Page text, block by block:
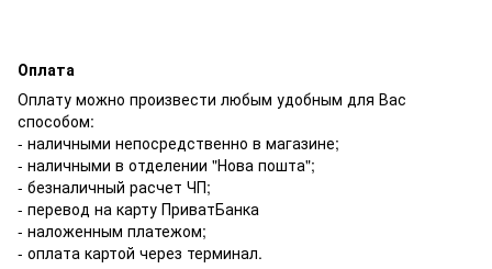
Оплата
Оплату можно произвести любым удобным для Вас
способом:
- наличными непосредственно в магазине;
- наличными в отделении "Нова пошта";
- безналичный расчет ЧП;
- перевод на карту ПриватБанка
- наложенным платежом;
- оплата картой через терминал.